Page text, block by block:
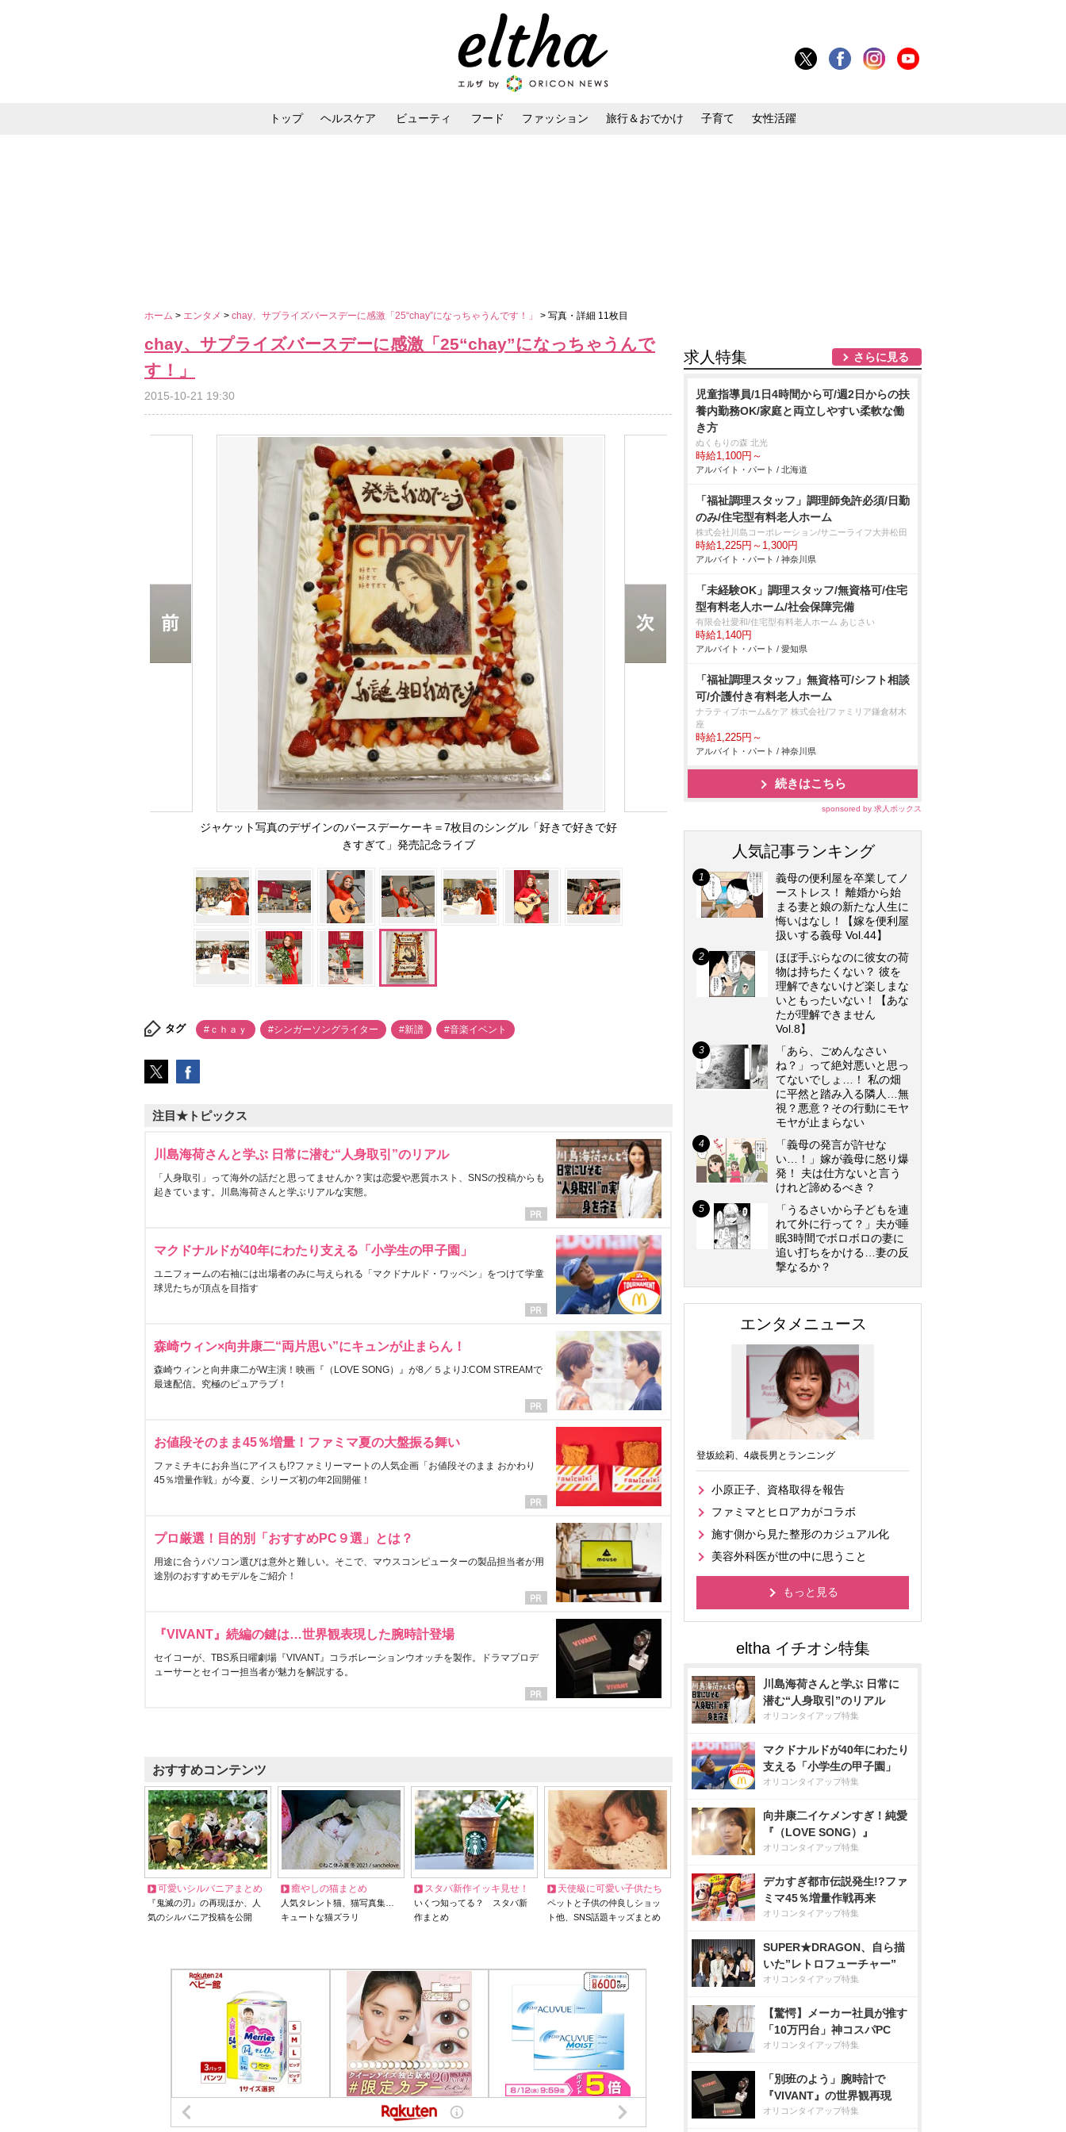
トップ ヘルスケア ビューティ フード ファッション 旅行＆おでかけ 子育て 女性活躍
ホーム > エンタメ > chay、サプライズバースデーに感激「25“chay”になっちゃうんです！」 > 写真・詳細 11枚目
chay、サプライズバースデーに感激「25“chay”になっちゃうんで
す！」
2015-10-21 19:30
ジャケット写真のデザインのバースデーケーキ＝7枚目のシングル「好きで好きで好
きすぎて」発売記念ライブ
タグ #ｃｈａｙ #シンガーソングライター #新譜 #音楽イベント
注目★トピックス
川島海荷さんと学ぶ 日常に潜む“人身取引”のリアル
「人身取引」って海外の話だと思ってませんか？実は恋愛や悪質ホスト、SNSの投稿からも
起きています。川島海荷さんと学ぶリアルな実態。
マクドナルドが40年にわたり支える「小学生の甲子園」
ユニフォームの右袖には出場者のみに与えられる「マクドナルド・ワッペン」をつけて学童
球児たちが頂点を目指す
森崎ウィン×向井康二“両片思い”にキュンが止まらん！
森崎ウィンと向井康二がW主演！映画『（LOVE SONG）』が8／５よりJ:COM STREAMで
最速配信。究極のピュアラブ！
お値段そのまま45％増量！ファミマ夏の大盤振る舞い
ファミチキにお弁当にアイスも!?ファミリーマートの人気企画「お値段そのまま おかわり
45％増量作戦」が今夏、シリーズ初の年2回開催！
プロ厳選！目的別「おすすめPC９選」とは？
用途に合うパソコン選びは意外と難しい。そこで、マウスコンピューターの製品担当者が用
途別のおすすめモデルをご紹介！
『VIVANT』続編の鍵は…世界観表現した腕時計登場
セイコーが、TBS系日曜劇場『VIVANT』コラボレーションウオッチを製作。ドラマプロデ
ューサーとセイコー担当者が魅力を解説する。
おすすめコンテンツ
可愛いシルバニアまとめ
『鬼滅の刃』の再現ほか、人
気のシルバニア投稿を公開
癒やしの猫まとめ
人気タレント猫、猫写真集…
キュートな猫ズラリ
スタバ新作イッキ見せ！
いくつ知ってる？ スタバ新
作まとめ
天使級に可愛い子供たち
ペットと子供の仲良しショッ
ト他、SNS話題キッズまとめ
求人特集 さらに見る
児童指導員/1日4時間から可/週2日からの扶
養内勤務OK/家庭と両立しやすい柔軟な働
き方
ぬくもりの森 北光
時給1,100円～
アルバイト・パート / 北海道
「福祉調理スタッフ」調理師免許必須/日勤
のみ/住宅型有料老人ホーム
株式会社川島コーポレーション/サニーライフ大井松田
時給1,225円～1,300円
アルバイト・パート / 神奈川県
「未経験OK」調理スタッフ/無資格可/住宅
型有料老人ホーム/社会保障完備
有限会社愛和/住宅型有料老人ホーム あじさい
時給1,140円
アルバイト・パート / 愛知県
「福祉調理スタッフ」無資格可/シフト相談
可/介護付き有料老人ホーム
ナラティブホーム&ケア 株式会社/ファミリア鎌倉材木
座
時給1,225円～
アルバイト・パート / 神奈川県
続きはこちら
sponsored by 求人ボックス
人気記事ランキング
義母の便利屋を卒業してノ
ーストレス！ 離婚から始
まる妻と娘の新たな人生に
悔いはなし！【嫁を便利屋
扱いする義母 Vol.44】
ほぼ手ぶらなのに彼女の荷
物は持ちたくない？ 彼を
理解できないけど楽しまな
いともったいない！【あな
たが理解できません
Vol.8】
「あら、ごめんなさい
ね？」って絶対悪いと思っ
てないでしょ…！ 私の畑
に平然と踏み入る隣人…無
視？悪意？その行動にモヤ
モヤが止まらない
「義母の発言が許せな
い…！」嫁が義母に怒り爆
発！ 夫は仕方ないと言う
けれど諦めるべき？
「うるさいから子どもを連
れて外に行って？」夫が睡
眠3時間でボロボロの妻に
追い打ちをかける…妻の反
撃なるか？
エンタメニュース
登坂絵莉、4歳長男とランニング
小原正子、資格取得を報告
ファミマとヒロアカがコラボ
施す側から見た整形のカジュアル化
美容外科医が世の中に思うこと
もっと見る
川島海荷さんと学ぶ 日常に
潜む“人身取引”のリアル
オリコンタイアップ特集
マクドナルドが40年にわたり
支える「小学生の甲子園」
オリコンタイアップ特集
向井康二イケメンすぎ！純愛
『（LOVE SONG）』
オリコンタイアップ特集
デカすぎ都市伝説発生!?ファ
ミマ45％増量作戦再来
オリコンタイアップ特集
SUPER★DRAGON、自ら描
いた”レトロフューチャー”
オリコンタイアップ特集
【驚愕】メーカー社員が推す
「10万円台」神コスパPC
オリコンタイアップ特集
「別班のよう」腕時計で
『VIVANT』の世界観再現
オリコンタイアップ特集